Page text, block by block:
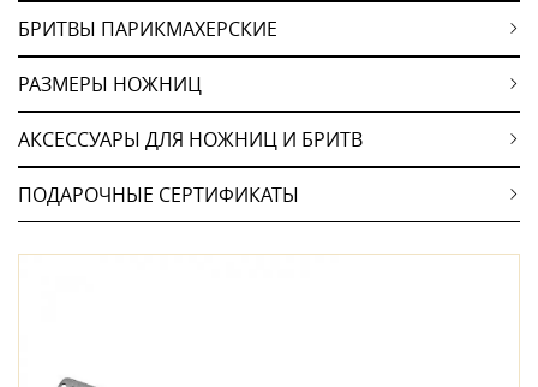
БРИТВЫ ПАРИКМАХЕРСКИЕ
РАЗМЕРЫ НОЖНИЦ
АКСЕССУАРЫ ДЛЯ НОЖНИЦ И БРИТВ
ПОДАРОЧНЫЕ СЕРТИФИКАТЫ